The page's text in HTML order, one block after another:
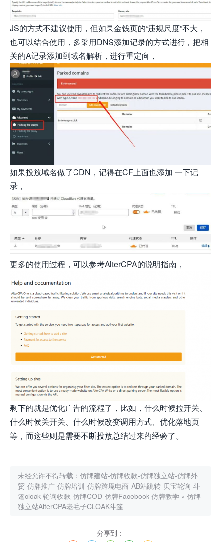
JS的方式不建议使用，但如果金钱页的“违规尺度”不大，
也可以结合使用，多采用DNS添加记录的方式进行，把相
关的A记录添加到域名解析，进行重定向，
如果投放域名做了CDN，记得在CF上面也添加 一下记
录，
更多的使用过程，可以参考AlterCPA的说明指南，
剩下的就是优化广告的流程了，比如，什么时候拉开关、
什么时候关开关、什么时候改变调用方式、优化落地页
等，而这些则是需要不断投放总结过来的经验了。
未经允许不得转载： 仿牌建站-仿牌收款-仿牌独立站-仿牌外
贸-仿牌推广-仿牌培训-仿牌跨境电商-AB站跳转-贝宝轮询-斗
篷cloak-轮询收款-仿牌COD-仿牌Facebook-仿牌教学 » 仿牌
独立站AlterCPA老毛子CLOAK斗篷
分享到：